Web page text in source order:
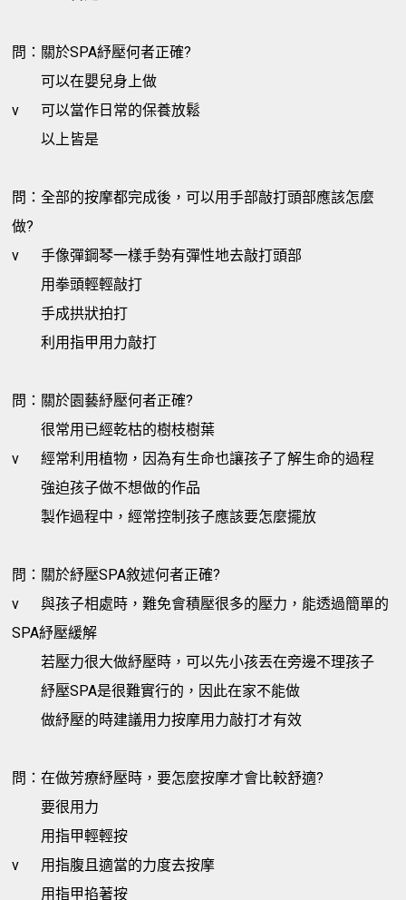
問：關於SPA紓壓何者正確?
可以在嬰兒身上做
v
可以當作日常的保養放鬆
以上皆是
問：全部的按摩都完成後，可以用手部敲打頭部應該怎麼
做?
v
手像彈鋼琴一樣手勢有彈性地去敲打頭部
用拳頭輕輕敲打
手成拱狀拍打
利用指甲用力敲打
問：關於園藝紓壓何者正確?
很常用已經乾枯的樹枝樹葉
v
經常利用植物，因為有生命也讓孩子了解生命的過程
強迫孩子做不想做的作品
製作過程中，經常控制孩子應該要怎麼擺放
問：關於紓壓SPA敘述何者正確?
v
與孩子相處時，難免會積壓很多的壓力，能透過簡單的
SPA紓壓緩解
若壓力很大做紓壓時，可以先小孩丟在旁邊不理孩子
紓壓SPA是很難實行的，因此在家不能做
做紓壓的時建議用力按摩用力敲打才有效
問：在做芳療紓壓時，要怎麼按摩才會比較舒適?
要很用力
用指甲輕輕按
v
用指腹且適當的力度去按摩
用指甲掐著按